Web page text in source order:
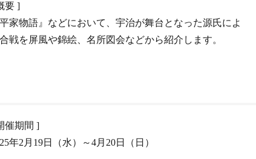
要 ]
平家物語』などにおいて、宇治が舞台となった源氏によ
戦を屏風や錦絵、名所図会などから紹介します。
催期間 ]
年2月19日（水）～4月20日（日）